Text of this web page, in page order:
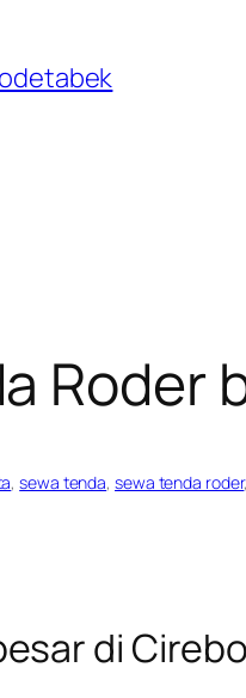
Roder
, sewa tenda, sewa tenda roder
di